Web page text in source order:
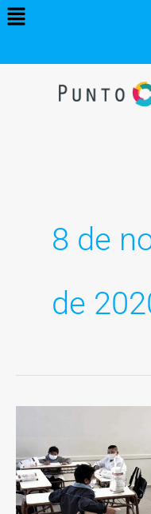
Menú
8 de
de
grandes:
los
métodos